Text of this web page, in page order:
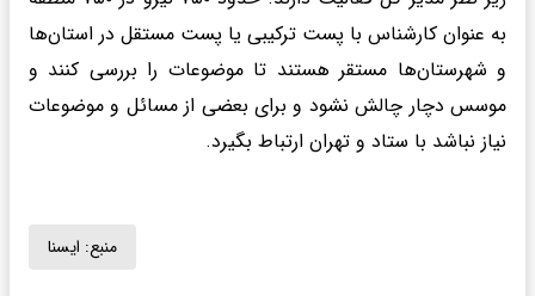
به عنوان کارشناس با پست ترکیبی یا پست مستقل در استان‌ها
و شهرستان‌ها مستقر هستند تا موضوعات را بررسی کنند و
موسس دچار چالش نشود و برای بعضی از مسائل و موضوعات‌
نیاز نباشد با ستاد و تهران ارتباط بگیرد.
منبع: ايسنا